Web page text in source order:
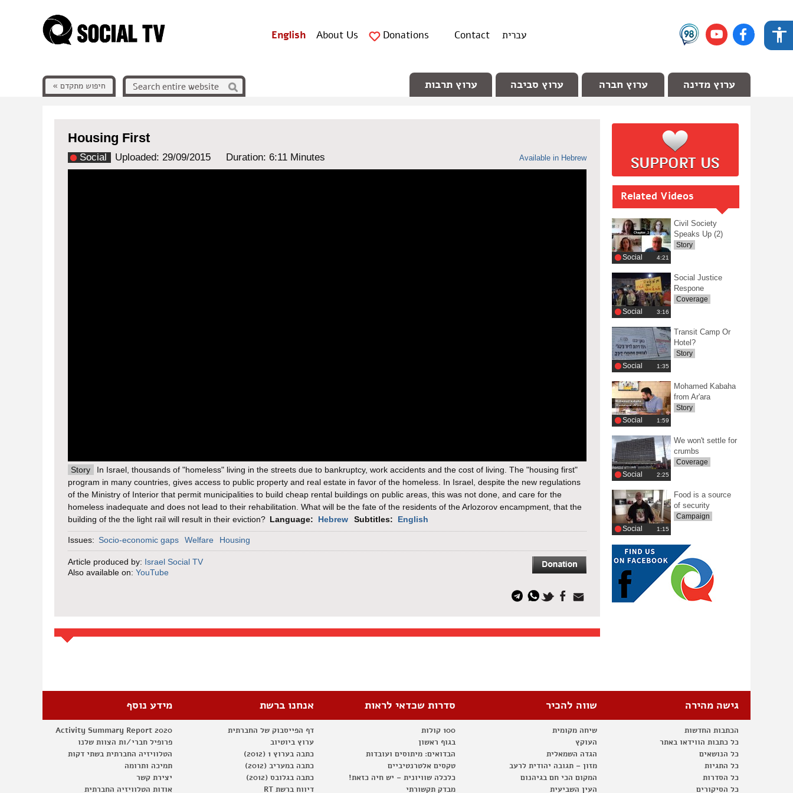
עברית Contact
Donations
About Us
English
ערוץ מדינה ערוץ חברה ערוץ סביבה ערוץ תרבות חיפוש מתקדם »
Housing First
Social Uploaded: 29/09/2015 Duration: ‎6:11 Minutes Available in Hebrew
Story
In Israel, thousands of "homeless" living in the streets due to bankruptcy, work accidents and the cost of living. The "housing first"
program in many countries, gives access to public property and real estate in favor of the homeless. In Israel, despite the new regulations
of the Ministry of Interior that permit municipalities to build cheap rental buildings on public areas, this was not done, and care for the
homeless inadequate and does not lead to their rehabilitation. What will be the fate of the residents of the Arlozorov encampment, that the
building of the the light rail will result in their eviction? Language: Hebrew Subtitles: English
Issues: Socio-economic gaps Welfare Housing
Article produced by: Israel Social TV
Also available on: YouTube
Related Videos
Social ‎4:21
Civil Society
Speaks Up (2)
Story
Social ‎3:16
Social Justice
Respone
Coverage
Social ‎1:35
Transit Camp Or
Hotel?
Story
Social ‎1:59
Mohamed Kabaha
from Ar'ara
Story
Social ‎2:25
We won't settle for
crumbs
Coverage
Social ‎1:15
Food is a source
of security
Campaign
גישה מהירה
הכתבות החדשות
כל כתבות הווידאו באתר
כל הנושאים
כל התגיות
כל הסדרות
כל הסיקורים
שווה להכיר
שיחה מקומית
העוקץ
הגדה השמאלית
מזון – תגובה יהודית לרעב
המקום הכי חם בגיהנום
העין השביעית
סדרות שכדאי לראות
100 קולות
בגוף ראשון
הבדואים: מיתוסים ועובדות
טקסים אלטרנטיביים
כלכלה שוויונית – יש חיה כזאת!
מבדק תקשורתי
אנחנו ברשת
דף הפייסבוק של החברתית
ערוץ ביוטיוב
כתבה בערוץ 1 (2012)
כתבה במעריב (2012)
כתבה בגלובס (2012)
דיווח ברשת RT
מידע נוסף
Activity Summary Report 2020
פרופיל חברי/ות הצוות שלנו
הטלוויזיה החברתית בשתי דקות
תמיכה ותרומה
יצירת קשר
אודות הטלוויזיה החברתית